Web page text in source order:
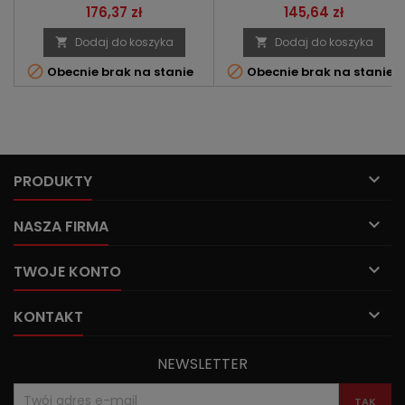
Cena
176,37 zł
 Dodaj do koszyka
 Obecnie brak na stanie
Cena
145,64 zł
 Dodaj do koszyka
 Obecnie brak na stanie
PRODUKTY 
NASZA FIRMA 
TWOJE KONTO 
KONTAKT 
NEWSLETTER